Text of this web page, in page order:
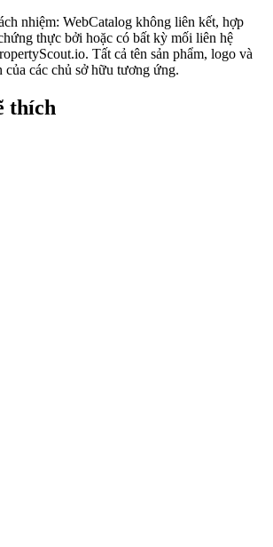
nhiệm: WebCatalog không liên kết, hợp
thực bởi hoặc có bất kỳ mối liên hệ
Tất cả tên sản phẩm, logo và
của các chủ sở hữu tương ứng.
thích